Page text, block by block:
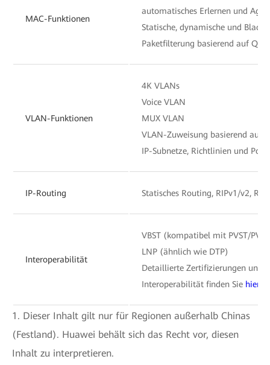
MAC-Funktionen
automatisches Erlernen und
Statische, dynamische und
Paketfilterung basierend auf
VLAN-Funktionen
4K VLANs
Voice VLAN
MUX VLAN
VLAN-Zuweisung basierend auf
IP-Subnetze, Richtlinien und Ports
IP-Routing Statisches Routing, RIPv1/v2,
Interoperabilität
VBST (kompatibel mit PVST/
LNP (ähnlich wie DTP)
Detaillierte Zertifizierungen und
Interoperabilität finden Sie hier
1. Dieser Inhalt gilt nur für Regionen außerhalb Chinas
(Festland). Huawei behält sich das Recht vor, diesen
Inhalt zu interpretieren.